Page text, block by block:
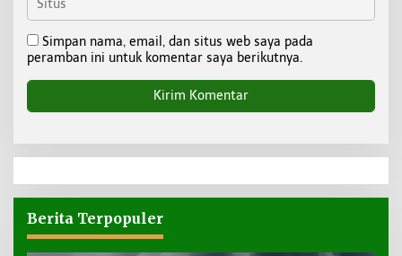
Simpan nama, email, dan situs web saya pada
peramban ini untuk komentar saya berikutnya.
Berita Terpopuler